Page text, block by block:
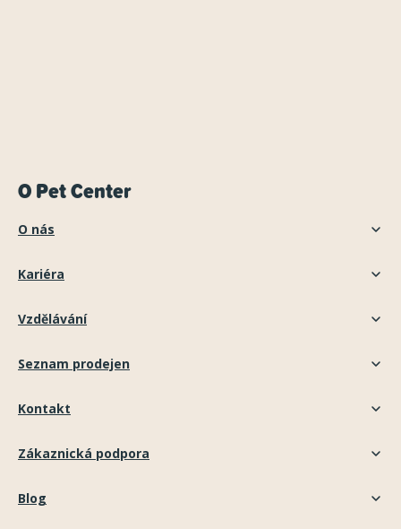
O Pet Center
O nás
Kariéra
Vzdělávání
Seznam prodejen
Kontakt
Zákaznická podpora
Blog